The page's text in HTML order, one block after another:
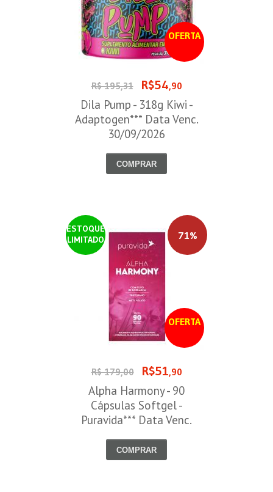
OFERTA
R$ 195,31 R$54,90
Dila Pump - 318g Kiwi -
Adaptogen*** Data Venc.
30/09/2026
COMPRAR
ESTOQUE
LIMITADO
OFERTA
71%
R$ 179,00 R$51,90
Alpha Harmony - 90
Cápsulas Softgel -
Puravida*** Data Venc.
COMPRAR